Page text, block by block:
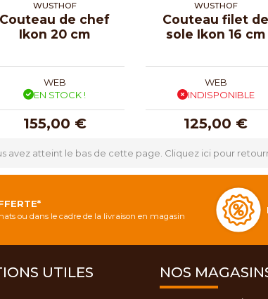
WUSTHOF
Couteau de chef
Ikon 20 cm
WEB
EN STOCK !
155,00 €
WUSTHOF
Couteau filet de
sole Ikon 16 cm
WEB
INDISPONIBLE
125,00 €
avez atteint le bas de cette page. Cliquez ici pour
ou dans le cadre de la livraison en magasin
UTILES NOS